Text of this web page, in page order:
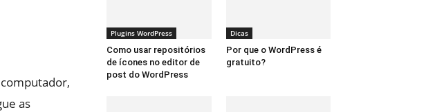
as
Plugins WordPress
Como usar repositórios
de ícones no editor de
post do WordPress
Dicas
Por que o WordPress é
gratuito?